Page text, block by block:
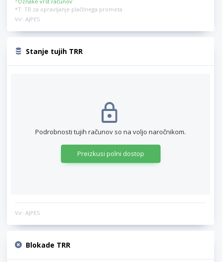
*T: TR za opravljanje plačilnega prometa
Vir: AJPES
Stanje tujih TRR
Podrobnosti tujih računov so na voljo naročnikom.
Preizkusi polni dostop
Vir: AJPES
Blokade TRR